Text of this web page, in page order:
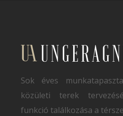
Sok éves
közületi terek
funkció találkozása a